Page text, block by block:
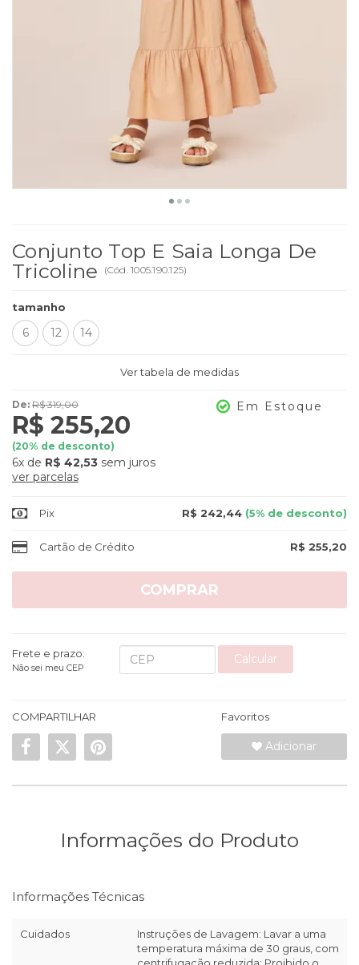
Conjunto Top E Saia Longa De
Tricoline
(Cód. 1005.190.125)
tamanho
6 12 14
Ver tabela de medidas
De: R$ 319,00
R$ 255,20
(20% de desconto)
6x de R$ 42,53 sem juros
ver parcelas
Em Estoque
Pix R$ 242,44 (5% de desconto)
Cartão de Crédito R$ 255,20
COMPRAR
Frete e prazo:
Não sei meu CEP
Calcular
COMPARTILHAR Favoritos
Adicionar
Informações do Produto
Informações Técnicas
Cuidados
Instruções de Lavagem: Lavar a uma
temperatura máxima de 30 graus, com
centrifugação reduzida; Proibido o